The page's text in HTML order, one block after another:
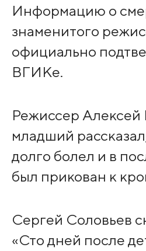
Информацию о
знаменитого
официально
ВГИКе.
Режиссер Алексей
младший
долго болел и в
был прикован к
Сергей Соловьев
«Сто дней после